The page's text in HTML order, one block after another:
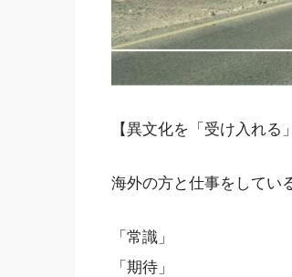
【異文化を「受け入れる
海外の方と仕事をしてい
「常識」
「期待」